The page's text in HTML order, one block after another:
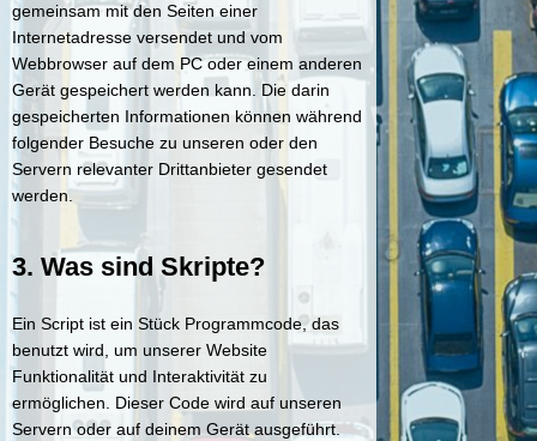
gemeinsam mit den Seiten einer
Internetadresse versendet und vom
Webbrowser auf dem PC oder einem anderen
Gerät gespeichert werden kann. Die darin
gespeicherten Informationen können während
folgender Besuche zu unseren oder den
Servern relevanter Drittanbieter gesendet
werden.
3. Was sind Skripte?
Ein Script ist ein Stück Programmcode, das
benutzt wird, um unserer Website
Funktionalität und Interaktivität zu
ermöglichen. Dieser Code wird auf unseren
Servern oder auf deinem Gerät ausgeführt.